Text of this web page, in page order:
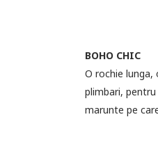
BOHO CHIC
O rochie
plimbari,
marunte pe